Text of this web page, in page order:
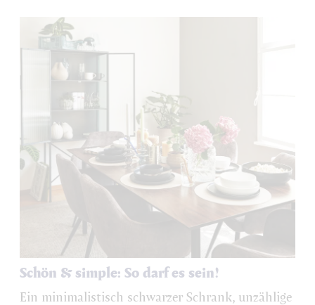
Schön & simple: So darf es sein!
Ein minimalistisch schwarzer Schrank, unzählige